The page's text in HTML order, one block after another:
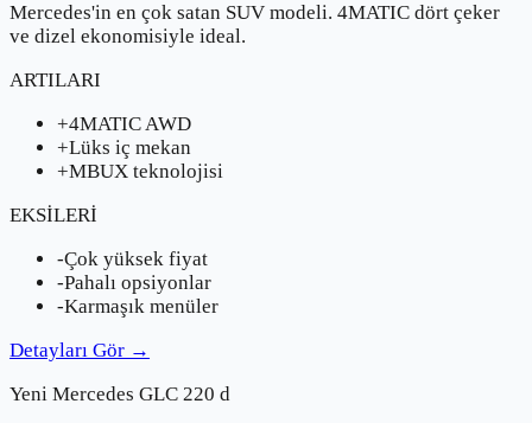
Mercedes'in en çok satan SUV modeli. 4MATIC dört çeker
ve dizel ekonomisiyle ideal.
ARTILARI
+4MATIC AWD
+Lüks iç mekan
+MBUX teknolojisi
EKSİLERİ
-Çok yüksek fiyat
-Pahalı opsiyonlar
-Karmaşık menüler
Detayları Gör →
Yeni Mercedes GLC 220 d